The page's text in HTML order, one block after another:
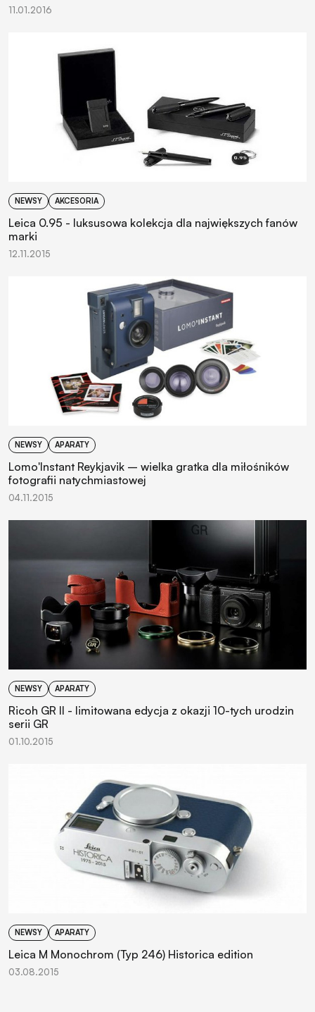
11.01.2016
NEWSY AKCESORIA
Leica 0.95 - luksusowa kolekcja dla największych fanów
marki
12.11.2015
NEWSY APARATY
Lomo'Instant Reykjavik – wielka gratka dla miłośników
fotografii natychmiastowej
04.11.2015
NEWSY APARATY
Ricoh GR II - limitowana edycja z okazji 10-tych urodzin
serii GR
01.10.2015
NEWSY APARATY
Leica M Monochrom (Typ 246) Historica edition
03.08.2015